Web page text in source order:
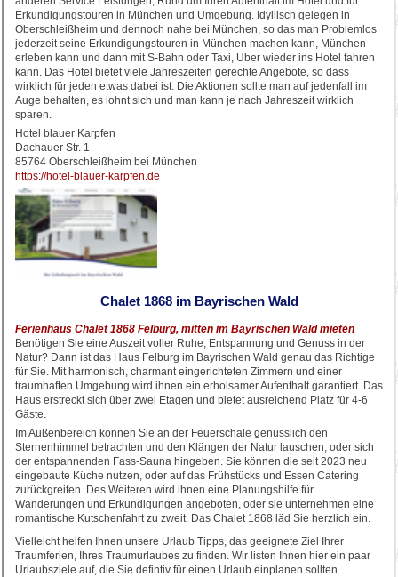
Erkundigungstouren in München und Umgebung. Idyllisch gelegen in
Oberschleißheim und dennoch nahe bei München, so das man Problemlos
jederzeit seine Erkundigungstouren in München machen kann, München
erleben kann und dann mit S-Bahn oder Taxi, Uber wieder ins Hotel fahren
kann. Das Hotel bietet viele Jahreszeiten gerechte Angebote, so dass
wirklich für jeden etwas dabei ist. Die Aktionen sollte man auf jedenfall im
Auge behalten, es lohnt sich und man kann je nach Jahreszeit wirklich
sparen.
Hotel blauer Karpfen
Dachauer Str. 1
85764 Oberschleißheim bei München
https://hotel-blauer-karpfen.de
Chalet 1868 im Bayrischen Wald
Ferienhaus Chalet 1868 Felburg, mitten im Bayrischen Wald mieten
Benötigen Sie eine Auszeit voller Ruhe, Entspannung und Genuss in der
Natur? Dann ist das Haus Felburg im Bayrischen Wald genau das Richtige
für Sie. Mit harmonisch, charmant eingerichteten Zimmern und einer
traumhaften Umgebung wird ihnen ein erholsamer Aufenthalt garantiert. Das
Haus erstreckt sich über zwei Etagen und bietet ausreichend Platz für 4-6
Gäste.
Im Außenbereich können Sie an der Feuerschale genüsslich den
Sternenhimmel betrachten und den Klängen der Natur lauschen, oder sich
der entspannenden Fass-Sauna hingeben. Sie können die seit 2023 neu
eingebaute Küche nutzen, oder auf das Frühstücks und Essen Catering
zurückgreifen. Des Weiteren wird ihnen eine Planungshilfe für
Wanderungen und Erkundigungen angeboten, oder sie unternehmen eine
romantische Kutschenfahrt zu zweit. Das Chalet 1868 läd Sie herzlich ein.
Vielleicht helfen Ihnen unsere Urlaub Tipps, das geeignete Ziel Ihrer
Traumferien, Ihres Traumurlaubes zu finden. Wir listen Ihnen hier ein paar
Urlaubsziele auf, die Sie defintiv für einen Urlaub einplanen sollten.